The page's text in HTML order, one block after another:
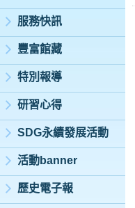
服務快訊
豐富館藏
特別報導
研習心得
SDG永續發展活動
活動banner
歷史電子報